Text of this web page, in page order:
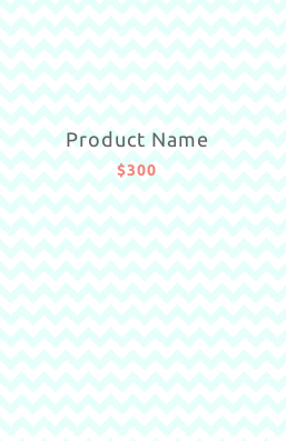
Product Name
$300